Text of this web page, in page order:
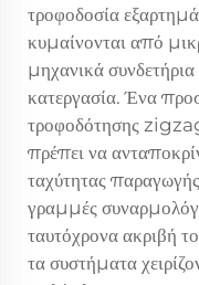
τροφοδοσία
κυμαίνονται από
μηχανικά
κατεργασία. Ένα
τροφοδότησης
πρέπει να
ταχύτητας παραγωγής
γραμμές
ταυτόχρονα ακριβή
τα συστήματα